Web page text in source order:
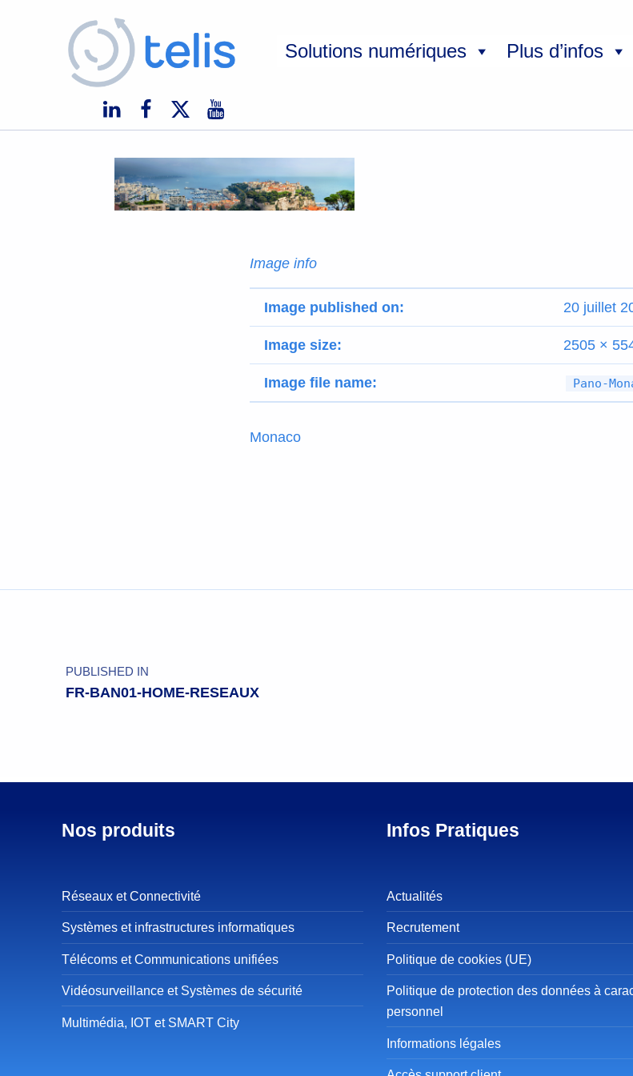
Solutions numériques Plus d’infos
Image info
Image published on: 20 juillet
Image size: 2505 ×
Image file name: Pano-
Monaco
PUBLISHED IN
FR-BAN01-HOME-RESEAUX
Nos produits
Réseaux et Connectivité
Systèmes et infrastructures informatiques
Télécoms et Communications unifiées
Vidéosurveillance et Systèmes de sécurité
Multimédia, IOT et SMART City
Infos Pratiques
Actualités
Recrutement
Politique de cookies (UE)
Politique de protection des données à
personnel
Informations légales